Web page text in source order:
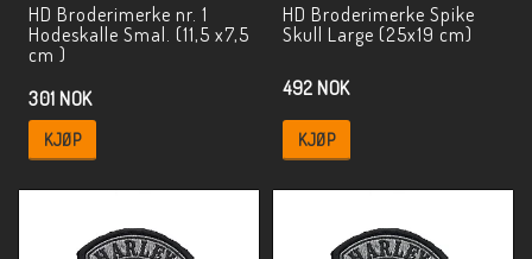
HD Broderimerke nr. 1
Hodeskalle Smal. (11,5 x7,5
cm )
301 NOK
KJØP
HD Broderimerke Spike
Skull Large (25x19 cm)
492 NOK
KJØP